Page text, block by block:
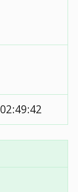
02:49:42